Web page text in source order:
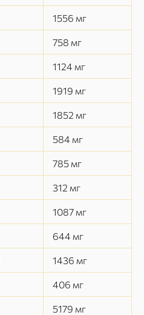
1556 мг
758 мг
1124 мг
1919 мг
1852 мг
584 мг
785 мг
312 мг
1087 мг
644 мг
1436 мг
406 мг
5179 мг